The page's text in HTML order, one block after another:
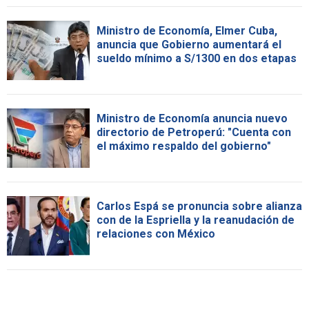
Ministro de Economía, Elmer Cuba,
anuncia que Gobierno aumentará el
sueldo mínimo a S/1300 en dos etapas
Ministro de Economía anuncia nuevo
directorio de Petroperú: "Cuenta con
el máximo respaldo del gobierno"
Carlos Espá se pronuncia sobre alianza
con de la Espriella y la reanudación de
relaciones con México